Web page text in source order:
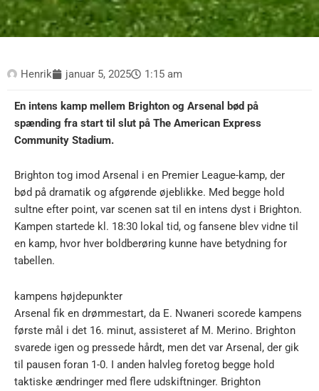
Henrik januar 5, 2025 1:15 am
En intens kamp mellem Brighton og Arsenal bød på
spænding fra start til slut på The American Express
Community Stadium.
Brighton tog imod Arsenal i en Premier League-kamp, der
bød på dramatik og afgørende øjeblikke. Med begge hold
sultne efter point, var scenen sat til en intens dyst i Brighton.
Kampen startede kl. 18:30 lokal tid, og fansene blev vidne til
en kamp, hvor hver boldberøring kunne have betydning for
tabellen.
kampens højdepunkter
Arsenal fik en drømmestart, da E. Nwaneri scorede kampens
første mål i det 16. minut, assisteret af M. Merino. Brighton
svarede igen og pressede hårdt, men det var Arsenal, der gik
til pausen foran 1-0. I anden halvleg foretog begge hold
taktiske ændringer med flere udskiftninger. Brighton